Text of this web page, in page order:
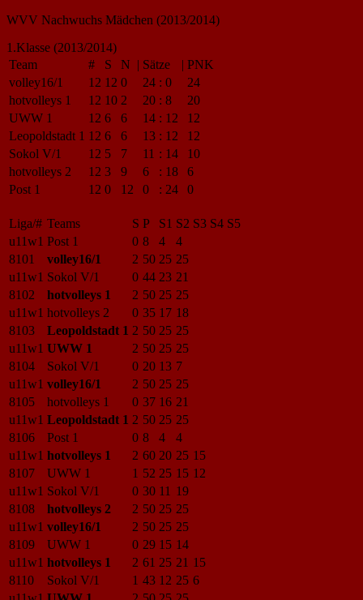
WVV Nachwuchs Mädchen (2013/2014)
1.Klasse (2013/2014)
Team
# S N | Sätze | PNK
volley16/1
12 12 0 24 : 0
24
hotvolleys 1
12 10 2 20 : 8
20
UWW 1
12 6 6 14 : 12
12
Leopoldstadt 1 12 6 6 13 : 12
12
Sokol V/1
12 5 7 11 : 14
10
hotvolleys 2
12 3 9 6 : 18
6
Post 1
12 0 12 0 : 24 0
Liga/# Teams S P S1 S2 S3 S4 S5
u11w1 Post 1 0 8 4
4
8101
volley16/1 2 50 25 25
u11w1 Sokol V/1 0 44 23 21
8102
hotvolleys 1 2 50 25 25
u11w1 hotvolleys 2 0 35 17 18
8103
Leopoldstadt 1 2 50 25 25
u11w1 UWW 1 2 50 25 25
8104
Sokol V/1 0 20 13 7
u11w1 volley16/1 2 50 25 25
8105
hotvolleys 1 0 37 16 21
u11w1 Leopoldstadt 1 2 50 25 25
8106
Post 1 0 8 4
4
u11w1 hotvolleys 1 2 60 20 25 15
8107
UWW 1 1 52 25 15 12
u11w1 Sokol V/1 0 30 11 19
8108
hotvolleys 2 2 50 25 25
u11w1 volley16/1 2 50 25 25
8109
UWW 1 0 29 15 14
u11w1 hotvolleys 1 2 61 25 21 15
8110
Sokol V/1 1 43 12 25 6